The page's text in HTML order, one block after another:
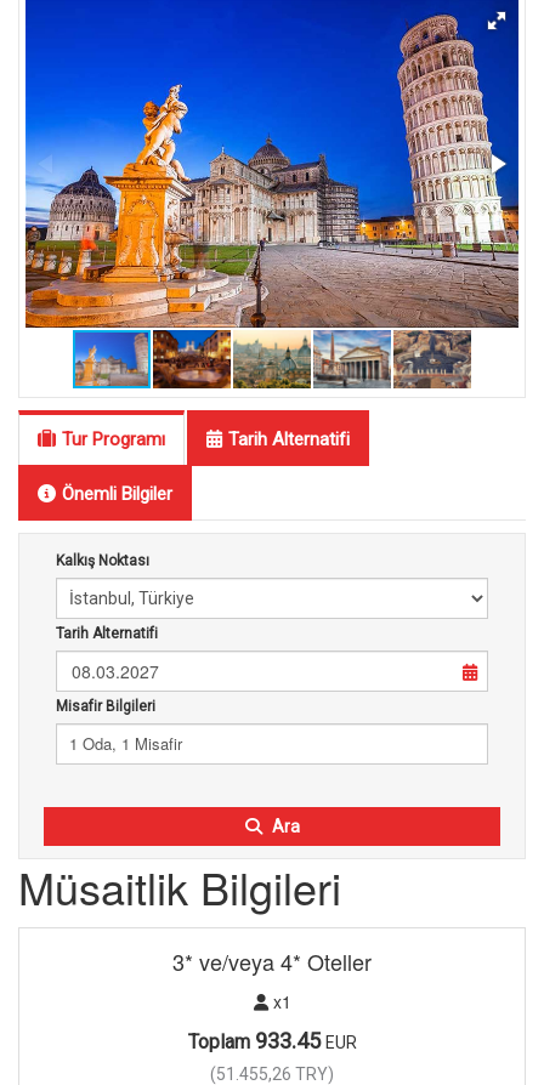
Tur Programı Tarih Alternatifi
Önemli Bilgiler
Kalkış Noktası
Tarih Alternatifi
08.03.2027
Misafir Bilgileri
1 Oda, 1 Misafir
Ara
Müsaitlik Bilgileri
3* ve/veya 4* Oteller
x1
Toplam 933.45 EUR
(51.455,26 TRY)